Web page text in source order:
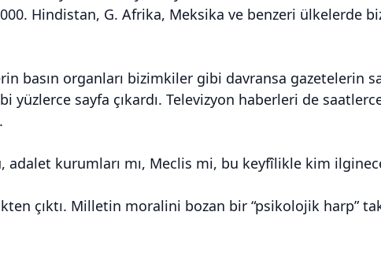
Hindistan, G. Afrika, Meksika ve benzeri ülkelerde
basın organları bizimkiler gibi davransa gazetelerin
yüzlerce sayfa çıkardı. Televizyon haberleri de
adalet kurumları mı, Meclis mi, bu keyfîlikle kim
çıktı. Milletin moralini bozan bir “psikolojik harp”